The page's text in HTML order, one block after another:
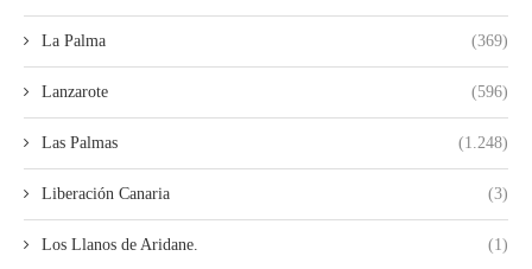
La Palma (369)
Lanzarote (596)
Las Palmas (1.248)
Liberación Canaria (3)
Los Llanos de Aridane. (1)